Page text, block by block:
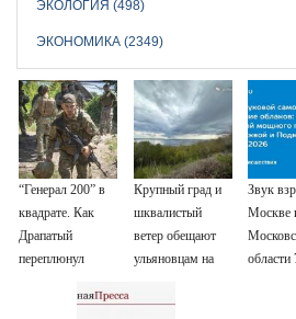
ЭКОЛОГИЯ (498)
ЭКОНОМИКА (2349)
“Генерал 200” в
квадрате. Как
Драпатый
переплюнул
Крупный град и
шквалистый
ветер обещают
ульяновцам на
Звук
Москве
области